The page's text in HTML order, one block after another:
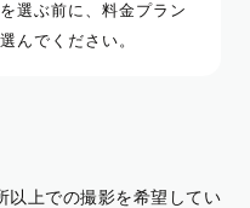
選ぶ前に、料金プラン
んでください。
以上での撮影を希望してい